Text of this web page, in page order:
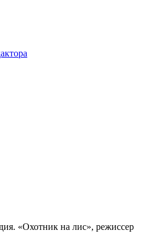
«Охотник на лис», режиссер